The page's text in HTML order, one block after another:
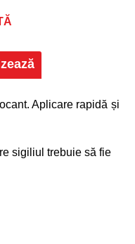
Aplicare rapidă și
sigiliul trebuie să fie